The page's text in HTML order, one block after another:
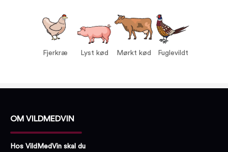
Serveres ved: 15-17°C
Fjerkræ
Lyst kød
Fjerkræ Lyst kød Mørkt kød Fuglevildt
OM VILDMEDVIN
Hos VildMedVin skal du